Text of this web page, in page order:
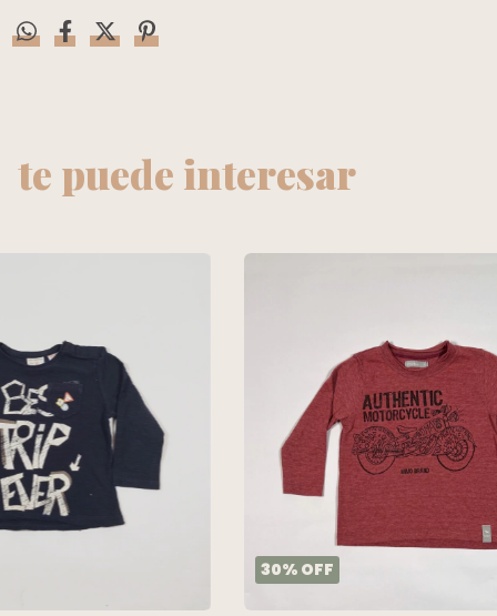
te puede interesar
30% OFF